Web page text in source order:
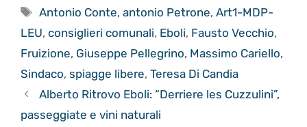
Tag
Antonio Conte,antonio Petrone,Art1-MDP-
LEU, consiglieri comunali, Eboli, Fausto Vecchio,
Fruizione, Giuseppe Pellegrino, Massimo Cariello,
Sindaco, spiagge libere, Teresa Di Candia
Alberto Ritrovo Eboli: “Derriere les Cuzzulini”,
passeggiate e vini naturali